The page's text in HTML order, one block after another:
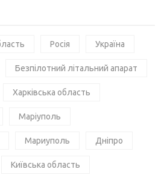
Росія Україна
Безпілотний літальний апарат
Харківська область
Маріуполь
Мариуполь Дніпро
Київська область